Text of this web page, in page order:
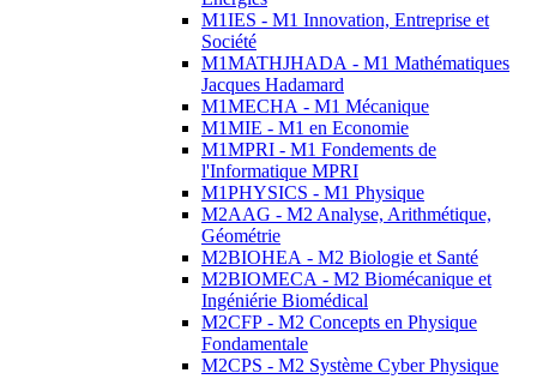
M1IES - M1 Innovation, Entreprise et
Société
M1MATHJHADA - M1 Mathématiques
Jacques Hadamard
M1MECHA - M1 Mécanique
M1MIE - M1 en Economie
M1MPRI - M1 Fondements de
l'Informatique MPRI
M1PHYSICS - M1 Physique
M2AAG - M2 Analyse, Arithmétique,
Géométrie
M2BIOHEA - M2 Biologie et Santé
M2BIOMECA - M2 Biomécanique et
Ingéniérie Biomédical
M2CFP - M2 Concepts en Physique
Fondamentale
M2CPS - M2 Système Cyber Physique